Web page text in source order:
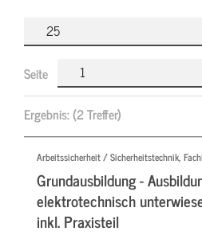
Seite
Ergebnis:(2 Treffer)
Arbeitssicherheit / Sicherheitstechnik,
Grundausbildung -
elektrotechnisch
inkl. Praxisteil